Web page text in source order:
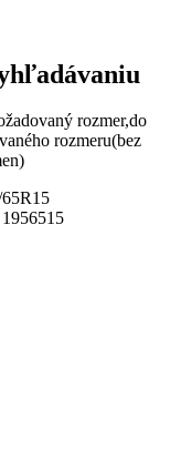
rozmer,do
rozmeru(bez